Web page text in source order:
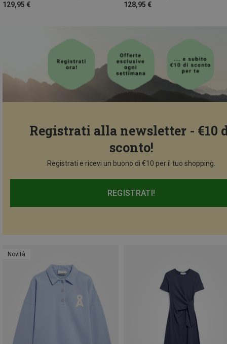
129,95 €
128,95 €
Registrati alla newsletter - €10
sconto!
Registrati e ricevi un buono di €10 per il tuo shopping.
REGISTRATI!
Novità